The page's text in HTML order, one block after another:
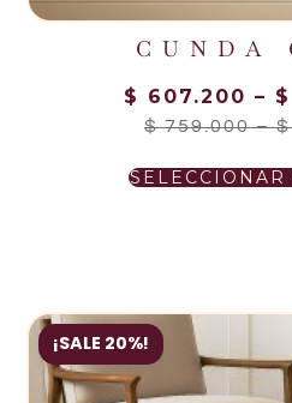
CUNDA
$ 607.200 – $
$759.000–$
¡SALE 20%!